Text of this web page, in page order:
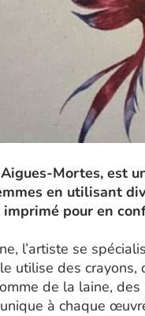
Mortes, est
en utilisant
pour en
l’artiste se
utilise des
de la laine,
à chaque